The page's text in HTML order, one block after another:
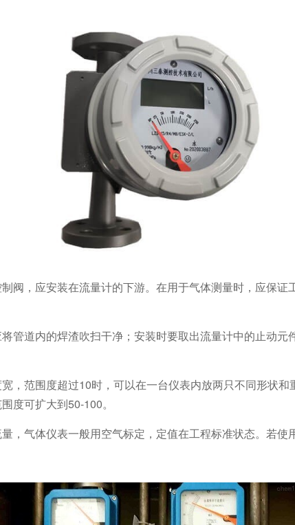
阀，应安装在流量计的下游。在用于气体测量时，应保证
管道内的焊渣吹扫干净；安装时要取出流量计中的止动元
，范围度超过10时，可以在一台仪表内放两只不同形状
度可扩大到50-100。
，气体仪表一般用空气标定，定值在工程标准状态。若